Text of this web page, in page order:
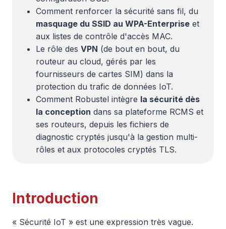
Comment renforcer la sécurité sans fil, du
masquage du SSID au WPA-Enterprise et
aux listes de contrôle d'accès MAC.
Le rôle des VPN (de bout en bout, du
routeur au cloud, gérés par les
fournisseurs de cartes SIM) dans la
protection du trafic de données IoT.
Comment Robustel intègre la sécurité dès
la conception dans sa plateforme RCMS et
ses routeurs, depuis les fichiers de
diagnostic cryptés jusqu'à la gestion multi-
rôles et aux protocoles cryptés TLS.
Introduction
« Sécurité IoT » est une expression très vague.